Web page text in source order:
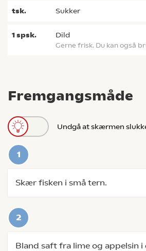
Fremgangsmåde
Undgå at skærmen
Skær fisken i små tern.
Bland saft fra lime og appelsin i
tsk. sukker
1spsk. dild
gerne frisk. Du kan også